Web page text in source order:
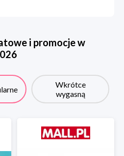
i promocje w
Wkrótce
wygasną